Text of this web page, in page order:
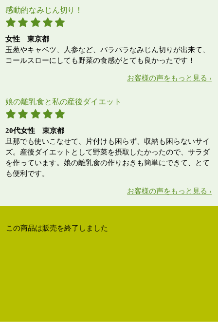
感動的なみじん切り！
女性 東京都
玉葱やキャベツ、人参など、パラパラなみじん切りが出来て、
コールスローにしても野菜の食感がとても良かったです！
お客様の声をもっと見る ›
娘の離乳食と私の産後ダイエット
20代女性 東京都
旦那でも使いこなせて、片付けも困らず、収納も困らないサイ
ズ。産後ダイエットとして野菜を摂取したかったので、サラダ
を作っています。娘の離乳食の作りおきも簡単にできて、とて
も便利です。
お客様の声をもっと見る ›
この商品は販売を終了しました